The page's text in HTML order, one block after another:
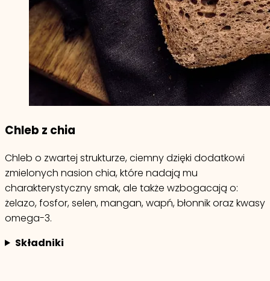
Chleb z chia
Chleb o zwartej strukturze, ciemny dzięki dodatkowi
zmielonych nasion chia, które nadają mu
charakterystyczny smak, ale także wzbogacają o:
żelazo, fosfor, selen, mangan, wapń, błonnik oraz kwasy
omega-3.
Składniki